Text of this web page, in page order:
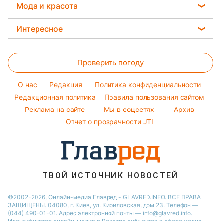
Новости Львова
Новости Днепра
Новости Житомира
Новости Харькова
Курс валют
Пылевая буря
Прогноз погоды
София Ротару
Ольга Сумская
Филипп Киркоров
Елена Зеленская
Кейт Миддлтон
Алла Пугачева
Максим Галкин
Виталий Козловский
Мода и красота
Окрашивание волос
Красивый маникюр
Модные ошибки
Новости моды
Советы от Андре Тана
Женские стрижки
Интересное
Тесты по картинке
Оптические иллюзии
Народные приметы
Все о шоу-бизнесе
Проверить погоду
O нас Редакция
Политика конфиденциальности
Редакционная политика
Правила пользования сайтом
Реклама на сайте
Мы в соцсетях
Архив
Отчет о прозрачности JTI
ТВОЙ ИСТОЧНИК НОВОСТЕЙ
©2002-2026, Онлайн-медиа Главред - GLAVRED.INFO. ВСЕ ПРАВА
ЗАЩИЩЕНЫ. 04080, г. Киев, ул. Кириловская, дом 23. Телефон —
(044) 490-01-01. Адрес электронной почты — info@glavred.info.